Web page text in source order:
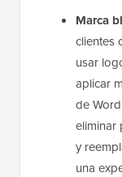
Marca
clientes
usar
aplicar
de
eliminar
y
una